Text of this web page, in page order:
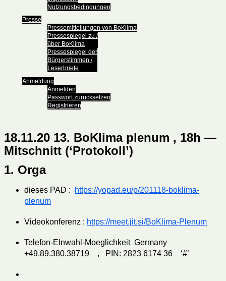
Nutzungsbedingungen
Presse
Pressemitteilungen von BoKlima
Pressespiegel zu /
über BoKlima
Pressespiegel der
Bürgerstimmen /
Leserbriefe
Anmeldung
Anmelden
Passwort zurücksetzen
Registrieren
18.11.20 13. BoKlima plenum , 18h —
Mitschnitt (‘Protokoll’)
1. Orga
dieses PAD :
https://yopad.eu/p/201118-boklima-
plenum
Videokonferenz : https://meet.jit.si/BoKlima-Plenum
Telefon-EInwahl-Moeglichkeit Germany
+49.89.380.38719 , PIN: 2823 6174 36 ‘#’